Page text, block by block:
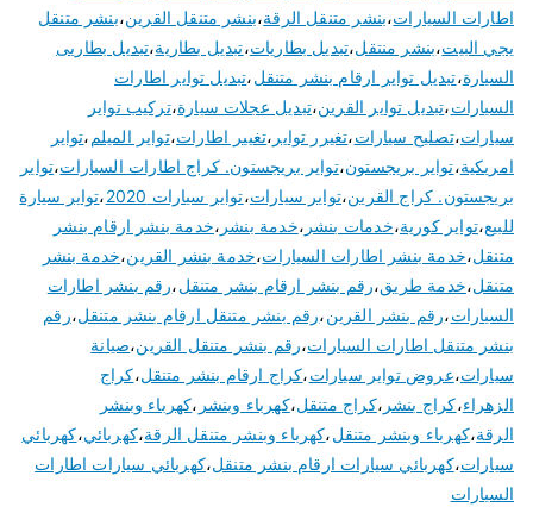
اطارات السيارات،بنشر متنقل الرقة،بنشر متنقل القرين،بنشر متنقل
يجي البيت،بنشر منتقل،تبديل بطاريات،تبديل بطارية،تبديل بطاريى
السيارة،تبديل تواير ارقام بنشر متنقل،تبديل تواير اطارات
السيارات،تبديل تواير القرين،تبديل عجلات سيارة،تركيب تواير
سيارات،تصليح سيارات،تغيرر تواير ،تغيير اطارات،تواير الميلم ،تواير
امريكية،تواير بريجستون،تواير بريجستون. كراج اطارات السيارات،تواير
بريجستون. كراج القرين،تواير سيارات،تواير سيارات 2020 ،تواير سيارة
للبيع،تواير كورية،خدمات بنشر ،خدمة بنشر ،خدمة بنشر ارقام بنشر
متنقل،خدمة بنشر اطارات السيارات،خدمة بنشر القرين،خدمة بنشر
متنقل،خدمة طريق،رقم بنشر ارقام بنشر متنقل،رقم بنشر اطارات
السيارات،رقم بنشر القرين،رقم بنشر متنقل ارقام بنشر متنقل،رقم
بنشر متنقل اطارات السيارات،رقم بنشر متنقل القرين،صيانة
سيارات،عروض تواير سيارات،كراج ارقام بنشر متنقل،كراج
الزهراء،كراج بنشر ،كراج متنقل،كهرباء وبنشر ،كهرباء وبنشر
الرقة،كهرباء وبنشر متنقل،كهرباء وبنشر متنقل الرقة،كهربائي،كهربائي
سيارات،كهربائي سيارات ارقام بنشر متنقل،كهربائي سيارات اطارات
السيارات